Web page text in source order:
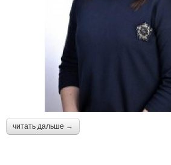
читать дальше →